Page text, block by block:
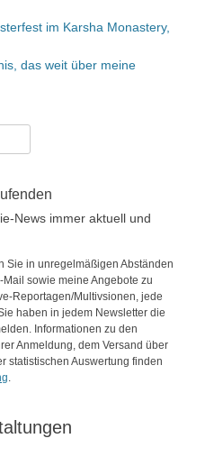
im Karsha Monastery,
das weit über meine
News immer aktuell und
Sie in unregelmäßigen Abständen
sowie meine Angebote zu
Reportagen/Multivsionen, jede
haben in jedem Newsletter die
Informationen zu den
Anmeldung, dem Versand über
statistischen Auswertung finden
.